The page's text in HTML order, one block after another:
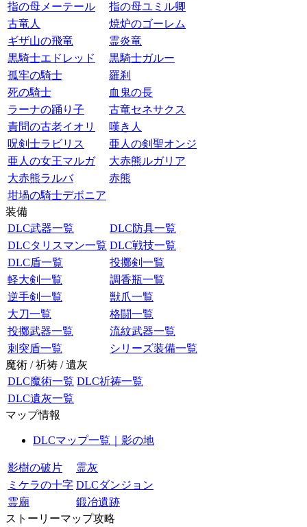
指の母メーテール
指の母ユミル卿
古竜人
焼炉のゴーレム
ギザ山の飛竜
霊炎竜
黒騎士エドレッド
黒騎士ガルー
孤牢の騎士
羅刹
死の騎士
血鬼の長
ラーナの踊り子
古竜セネサクス
責問の古老イオリ
嘆き人
呪剣士ラビリス
亜人の剣聖オンジ
亜人の女王マルガ
大赤熊ルガリア
大赤熊ラルバ
赤熊
坩堝の騎士デボニア
装備
DLC武器一覧
DLC防具一覧
DLCタリスマン一覧 DLC戦技一覧
DLC盾一覧
投擲剣一覧
軽大剣一覧
調香瓶一覧
逆手剣一覧
獣爪一覧
大刀一覧
格闘一覧
投擲武器一覧
流紋武器一覧
刺突盾一覧
シリーズ装備一覧
魔術 / 祈祷 / 遺灰
DLC魔術一覧 DLC祈祷一覧
DLC遺灰一覧
マップ情報
DLCマップ一覧｜影の地
影樹の破片
霊灰
ミケラの十字 DLCダンジョン
霊廟
鍛冶遺跡
ストーリーマップ攻略